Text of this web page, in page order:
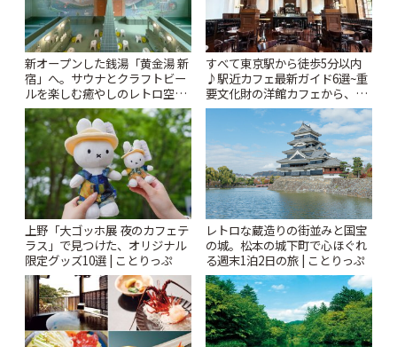
新オープンした銭湯「黄金湯 新
宿」へ。サウナとクラフトビー
ルを楽しむ癒やしのレトロ空間
| ことりっぷ
すべて東京駅から徒歩5分以内
♪駅近カフェ最新ガイド6選~重
要文化財の洋館カフェから、改
札すぐのレトロ喫茶まで~ | こと
上野「大ゴッホ展 夜のカフェテ
ラス」で見つけた、オリジナル
限定グッズ10選 | ことりっぷ
レトロな蔵造りの街並みと国宝
の城。松本の城下町で心ほぐれ
る週末1泊2日の旅 | ことりっぷ